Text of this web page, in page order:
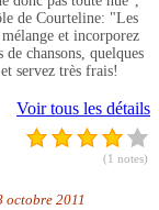
de Courteline: "Les
et incorporez
chansons, quelques
servez très frais!
Voir tous les détails
(1 notes)
octobre 2011